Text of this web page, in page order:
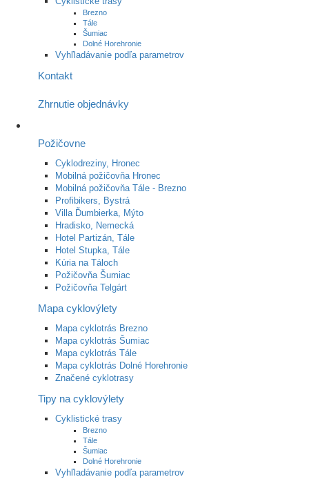
Brezno
Tále
Šumiac
Dolné Horehronie
Vyhľladávanie podľa parametrov
Kontakt
Zhrnutie objednávky
Požičovne
Cyklodreziny, Hronec
Mobilná požičovňa Hronec
Mobilná požičovňa Tále - Brezno
Profibikers, Bystrá
Villa Ďumbierka, Mýto
Hradisko, Nemecká
Hotel Partizán, Tále
Hotel Stupka, Tále
Kúria na Táloch
Požičovňa Šumiac
Požičovňa Telgárt
Mapa cyklovýlety
Mapa cyklotrás Brezno
Mapa cyklotrás Šumiac
Mapa cyklotrás Tále
Mapa cyklotrás Dolné Horehronie
Značené cyklotrasy
Tipy na cyklovýlety
Cyklistické trasy
Brezno
Tále
Šumiac
Dolné Horehronie
Vyhľladávanie podľa parametrov